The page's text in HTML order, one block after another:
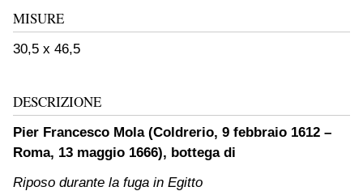
MISURE
30,5 x 46,5
DESCRIZIONE
Pier Francesco Mola (Coldrerio, 9 febbraio 1612 –
Roma, 13 maggio 1666), bottega di
Riposo durante la fuga in Egitto